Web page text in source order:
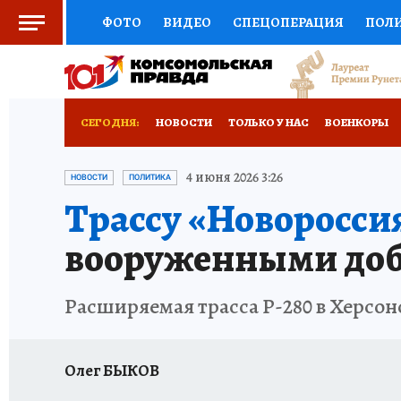
ФОТО ВИДЕО СПЕЦОПЕРАЦИЯ
СОЦПОДДЕРЖКА НАУКА СПОРТ
РАДИО КП ТЕСТЫ НОВОЕ
СЕГОДНЯ: НОВОСТИ ТОЛЬКО У НАС ВОЕНКОРЫ
РАЗРУШЕНИЕ КАХОВСКОЙ ГЭС
НОВОСТИ ПОЛИТИКА 4 июня 2026 3:26
Трассу
вооруженными
Расширяемая трасса Р-280 в
Олег БЫКОВ